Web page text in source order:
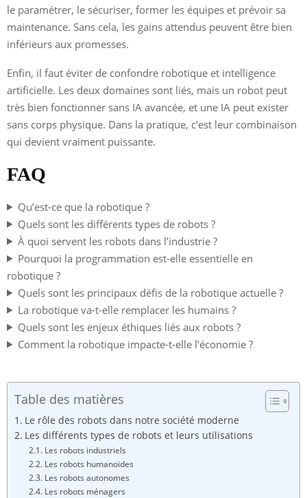
le paramétrer, le sécuriser, former les équipes et prévoir sa
maintenance. Sans cela, les gains attendus peuvent être bien
inférieurs aux promesses.
Enfin, il faut éviter de confondre robotique et intelligence
artificielle. Les deux domaines sont liés, mais un robot peut
très bien fonctionner sans IA avancée, et une IA peut exister
sans corps physique. Dans la pratique, c’est leur combinaison
qui devient vraiment puissante.
FAQ
Qu’est-ce que la robotique ?
Quels sont les différents types de robots ?
À quoi servent les robots dans l’industrie ?
Pourquoi la programmation est-elle essentielle en
robotique ?
Quels sont les principaux défis de la robotique actuelle ?
La robotique va-t-elle remplacer les humains ?
Quels sont les enjeux éthiques liés aux robots ?
Comment la robotique impacte-t-elle l’économie ?
Table des matières
Le rôle des robots dans notre société moderne
Les différents types de robots et leurs utilisations
Les robots industriels
Les robots humanoïdes
Les robots autonomes
Les robots ménagers